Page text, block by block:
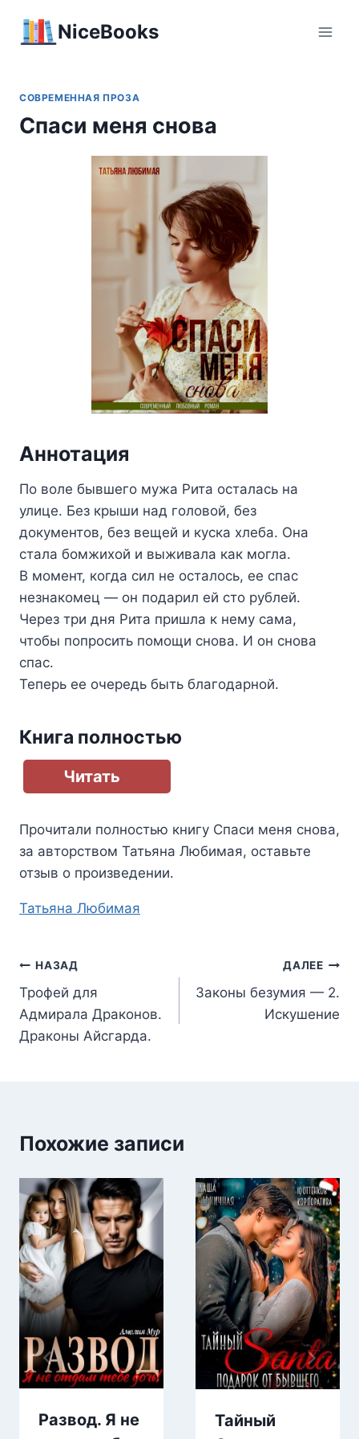
NiceBooks
СОВРЕМЕННАЯ ПРОЗА
Спаси меня снова
Аннотация
По воле бывшего мужа Рита осталась на
улице. Без крыши над головой, без
документов, без вещей и куска хлеба. Она
стала бомжихой и выживала как могла.
В момент, когда сил не осталось, ее спас
незнакомец — он подарил ей сто рублей.
Через три дня Рита пришла к нему сама,
чтобы попросить помощи снова. И он снова
спас.
Теперь ее очередь быть благодарной.
Книга полностью
Читать
Прочитали полностью книгу Спаси меня снова,
за авторством Татьяна Любимая, оставьте
отзыв о произведении.
Метки
Татьяна Любимая
Навигация
по
записям
НАЗАД
Трофей для
Адмирала Драконов.
Драконы Айсгарда.
ДАЛЕЕ
Законы безумия — 2.
Искушение
Похожие записи
Развод. Я не
Тайный